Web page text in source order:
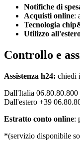
Notifiche di
Acquisti online:
Tecnologia
Utilizzo
Controllo e
Assistenza h24: chiedi
Dall'Italia 06.80.80.800
Dall'estero +39
Estratto conto online:
*(servizio disponibile